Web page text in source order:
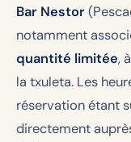
Bar Nestor
notamment
quantité limitée,
la txuleta. Les
réservation étant
directement